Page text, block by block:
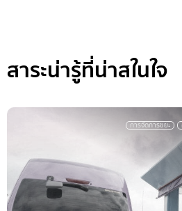
สาระน่ารู้ที่น่าสในใจ
การจัดการขยะ